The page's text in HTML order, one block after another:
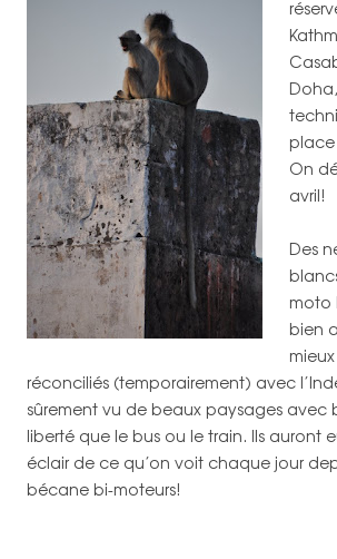
place
On
avril!
Des
moto
bien
réconciliés (temporairement) avec
sûrement vu de beaux paysages avec
liberté que le bus ou le train. Ils auront
éclair de ce qu’on voit chaque jour
bécane bi-moteurs!